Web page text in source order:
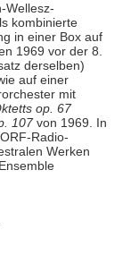
Wellesz-
kombinierte
in einer Box auf
1969 vor der 8.
derselben)
auf einer
mit
op. 67
107von 1969. In
Radio-
Werken